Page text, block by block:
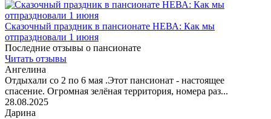
Сказочный праздник в пансионате НЕВА: Как мы
отпраздновали 1 июня
Последние отзывы о пансионате
Читать отзывы
Ангелина
Отдыхали со 2 по 6 мая .Этот пансионат - настоящее
спасение. Огромная зелёная территория, номера раз...
28.08.2025
Дарина